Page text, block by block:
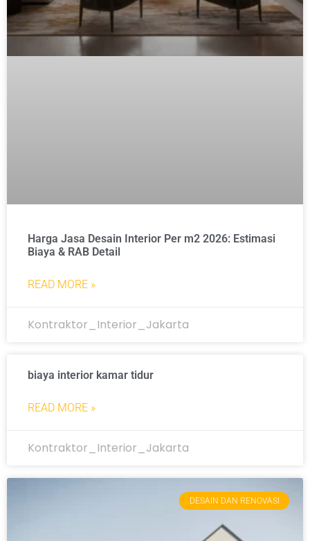
Harga Jasa Desain Interior Per m2 2026: Estimasi
Biaya & RAB Detail
READ MORE »
Kontraktor_Interior_Jakarta
biaya interior kamar tidur
READ MORE »
Kontraktor_Interior_Jakarta
DESAIN DAN RENOVASI